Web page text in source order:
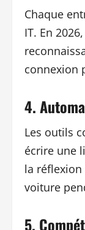
Chaque
IT. En
connexion
4.
Les outils
écrire une
la réflexion
voiture
5.